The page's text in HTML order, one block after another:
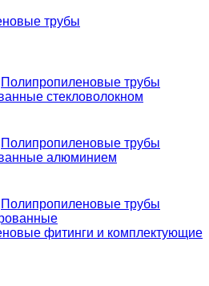
трубы
Полипропиленовые трубы
стекловолокном
Полипропиленовые трубы
алюминием
Полипропиленовые трубы
фитинги и комплектующие